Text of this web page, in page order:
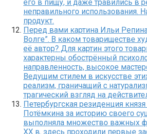
его в пищу, и даже травились в
неправильного использования.
продукт.
Перед вами картина Ильи
Волге”. В каком товариществе
её автор? Для картин этого
характерны обострённый
направленность, высокое
Ведущим стилем в искусстве
реализм, граничащий с
трагический взгляд на
Петербургская резиденция князя
Потёмкина за историю своего
выполняла множество важных
XX в. здесь проходили первые